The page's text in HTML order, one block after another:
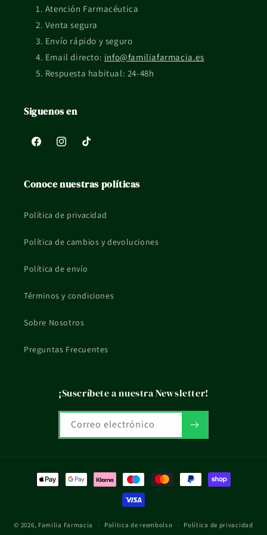
etiquetado del fabricante.
¿Qué pasa si tengo dudas de uso o compatibilidad?
Si tienes una situación concreta, embarazo, lactancia, piel
reactiva o tratamiento en curso, mejor consultarlo con un
La información de esta ficha es orientativa y no sustituye el
consejo profesional ni el etiquetado oficial del fabricante.
Atención Farmacéutica
Venta segura
Envío rápido y seguro
Email directo: info@familiafarmacia.es
Respuesta habitual: 24-48h
Siguenos en
FacebookInstagramTikTok
Conoce nuestras políticas
Política de privacidad
Política de cambios y devoluciones
Política de envío
Términos y condiciones
Sobre Nosotros
Preguntas Frecuentes
¡Suscríbete a nuestra Newsletter!
Correo electrónico
Formas
© 2026, Familia Farmacia Política de reembolso Política de privacidad